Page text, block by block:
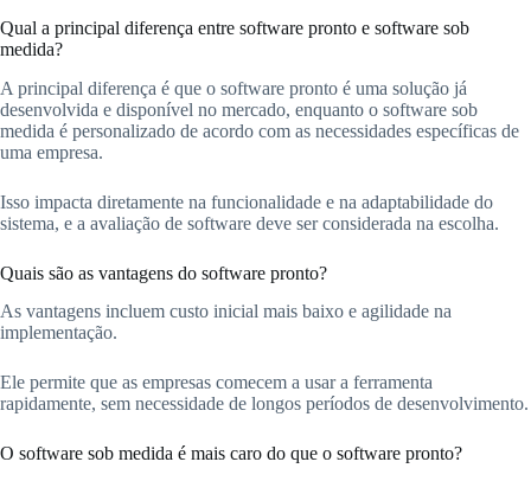
Qual a principal diferença entre software pronto e software sob
medida?
A principal diferença é que o software pronto é uma solução já
desenvolvida e disponível no mercado, enquanto o software sob
medida é personalizado de acordo com as necessidades específicas de
uma empresa.
Isso impacta diretamente na funcionalidade e na adaptabilidade do
sistema, e a avaliação de software deve ser considerada na escolha.
Quais são as vantagens do software pronto?
As vantagens incluem custo inicial mais baixo e agilidade na
implementação.
Ele permite que as empresas comecem a usar a ferramenta
rapidamente, sem necessidade de longos períodos de desenvolvimento.
O software sob medida é mais caro do que o software pronto?